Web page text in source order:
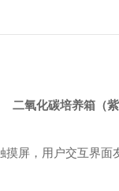
二氧化碳培养箱（紫
屏，用户交互界